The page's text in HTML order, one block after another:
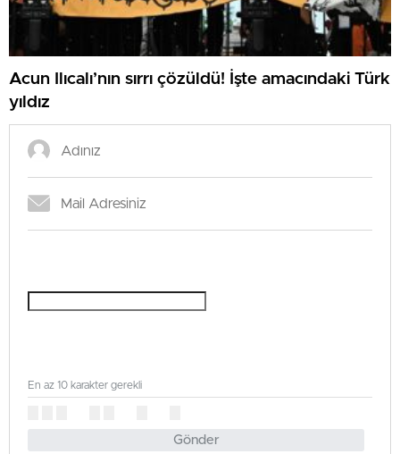
Acun Ilıcalı’nın sırrı çözüldü! İşte amacındaki Türk
yıldız
Gönder
En az 10 karakter gerekli